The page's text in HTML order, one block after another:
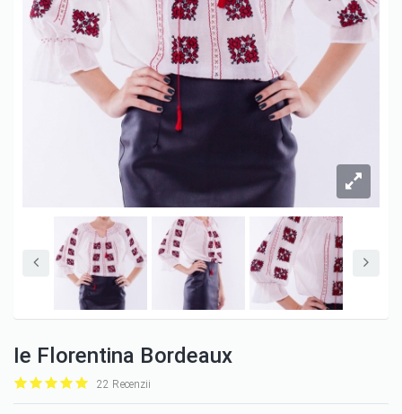
Ie Florentina Bordeaux
it
it
it
it
it
22 Recenzii